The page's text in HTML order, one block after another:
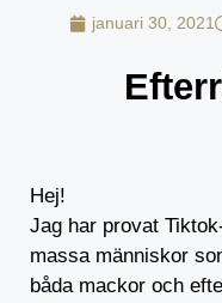
januari 30, 2021
Hej!
Jag har provat
massa människor
båda mackor och